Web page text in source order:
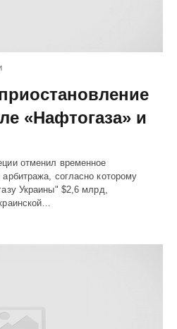
«Нафтогаза» и
отменил временное
согласно которому
Украины" $2,6 млрд,